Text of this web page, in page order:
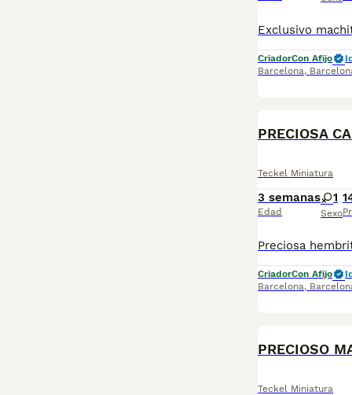
CriadorCon Afijo
Barcelona,
PRECIOSA
Teckel Miniatura
3 semanas
Edad
1
Sexo
CriadorCon Afijo
Barcelona,
Teckel Miniatura